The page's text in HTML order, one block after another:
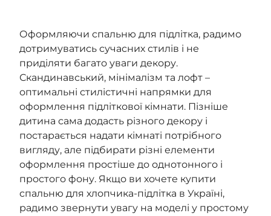
Оформляючи спальню для підлітка, радимо
дотримуватись сучасних стилів і не
приділяти багато уваги декору.
Скандинавський, мінімалізм та лофт –
оптимальні стилістичні напрямки для
оформлення підліткової кімнати. Пізніше
дитина сама додасть різного декору і
постарається надати кімнаті потрібного
вигляду, але підбирати різні елементи
оформлення простіше до однотонного і
простого фону. Якщо ви хочете купити
спальню для хлопчика-підлітка в Україні,
радимо звернути увагу на моделі у простому